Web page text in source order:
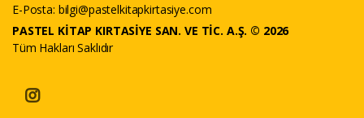
E-Posta: bilgi@pastelkitapkirtasiye.com
PASTEL KİTAP KIRTASİYE SAN. VE TİC. A.Ş. © 2026
Tüm Hakları Saklıdır